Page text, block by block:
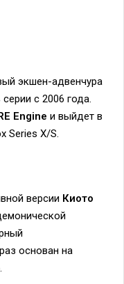
экшен-адвенчура
с 2006 года.
Engine и выйдет в
Series X/S.
версии Киото
основан на
.